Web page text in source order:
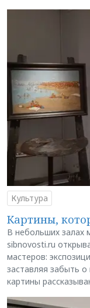
Культура
Картины,
В небольших залах
sibnovosti.ru
мастеров:
заставляя забыть
картины